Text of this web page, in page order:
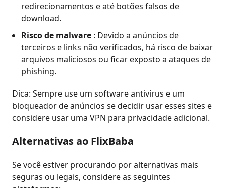
redirecionamentos e até botões falsos de
download.
Risco de malware : Devido a anúncios de
terceiros e links não verificados, há risco de baixar
arquivos maliciosos ou ficar exposto a ataques de
phishing.
Dica: Sempre use um software antivírus e um
bloqueador de anúncios se decidir usar esses sites e
considere usar uma VPN para privacidade adicional.
Alternativas ao FlixBaba
Se você estiver procurando por alternativas mais
seguras ou legais, considere as seguintes